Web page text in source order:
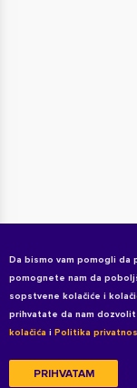
Da bismo vam pomogli
pomognete nam da
sopstvene kolačiće i
prihvatate da nam
kolačića i Politika
PRIHVATAM